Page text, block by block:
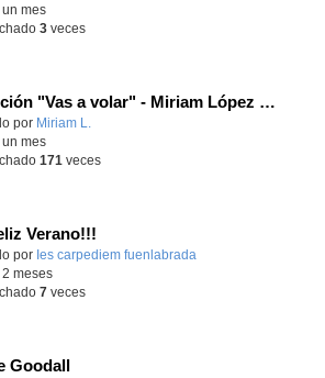
un mes
3veces
Canción "Vas a volar" - Miriam López Mesa
educativo.
por Miriam L.
un mes
171 veces
Verano!!!
por Ies carpediem fuenlabrada
2 meses
7veces
Goodall